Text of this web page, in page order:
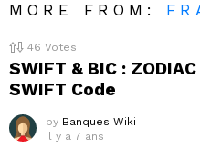
MORE FROM:
46 Votes
SWIFT & BIC :
SWIFT Code
by Banques Wiki
il y a 7 ans